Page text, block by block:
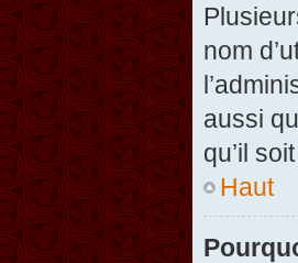
nom
aussi
qu’il
Haut